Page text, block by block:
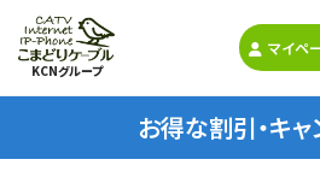
KCNグループ
マイペ
お得な割引・キ